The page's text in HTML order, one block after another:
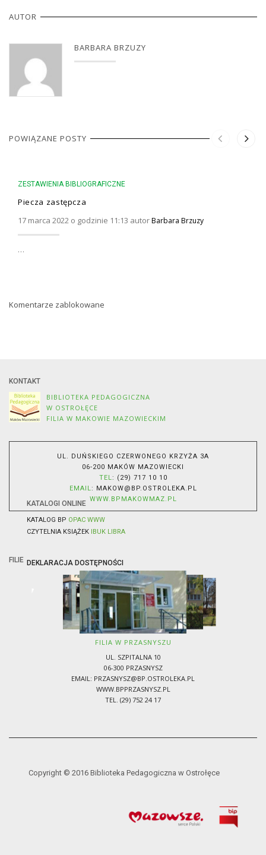
AUTOR
BARBARA BRZUZY
POWIĄZANE POSTY
ZESTAWIENIA BIBLIOGRAFICZNE
Piecza zastępcza
17 marca 2022 o godzinie 11:13 autorBarbara Brzuzy
…
Komentarze zablokowane
KONTAKT
BIBLIOTEKA PEDAGOGICZNA
W OSTROŁĘCE
FILIA W MAKOWIE MAZOWIECKIM
UL. DUŃSKIEGO CZERWONEGO KRZYŻA 3A
06-200 MAKÓW MAZOWIECKI
TEL: (29) 717 10 10
EMAIL: MAKOW@BP.OSTROLEKA.PL
WWW.BPMAKOWMAZ.PL
KATALOGI ONLINE
KATALOG BP OPAC WWW
CZYTELNIA KSIĄŻEK IBUK LIBRA
DEKLARACJA DOSTĘPNOŚCI
FILIE
FILIA W PRZASNYSZU
UL. SZPITALNA 10
06-300 PRZASNYSZ
EMAIL: PRZASNYSZ@BP.OSTROLEKA.PL
WWW.BPPRZASNYSZ.PL
TEL. (29) 752 24 17
Copyright © 2016 Biblioteka Pedagogiczna w Ostrołęce